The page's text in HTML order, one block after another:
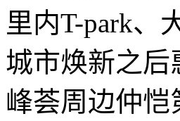
里内T-park、
城市焕新之
峰荟周边仲